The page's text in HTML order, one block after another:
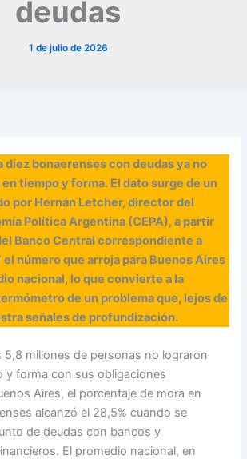
deudas
1 de julio de 2026
diez bonaerenses con deudas ya no
tiempo y forma. El dato surge de un
por Hernán Letcher, director del
Política Argentina (CEPA), a partir
Banco Central correspondiente a
el número que arroja para Buenos Aires
nacional, lo que convierte a la
de un problema que, lejos de
señales de profundización.
5,8 millones de personas no lograron
y forma con sus obligaciones
Aires, el porcentaje de mora en
alcanzó el 28,5% cuando se
de deudas con bancos y
El promedio nacional, en